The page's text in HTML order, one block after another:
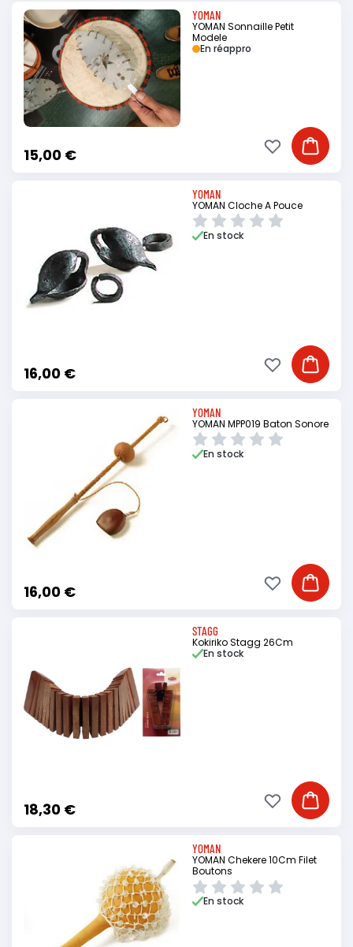
YOMAN
YOMAN Sonnaille Petit
Modele
15,00 €
En réappro
Ajouter
Ajouter à ma
YOMAN
YOMAN Cloche A Pouce
16,00 €
En stock
Ajouter
Ajouter à ma
YOMAN
YOMAN MPP019 Baton Sonore
16,00 €
En stock
Ajouter
Ajouter à ma
STAGG
Kokiriko Stagg 26Cm
18,30 €
En stock
Ajouter
Ajouter à ma
YOMAN
YOMAN Chekere 10Cm Filet
Boutons
En stock